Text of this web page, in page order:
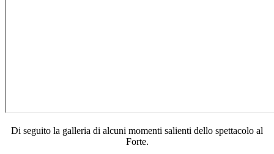
Di seguito la galleria di alcuni momenti salienti dello spettacolo al
Forte.